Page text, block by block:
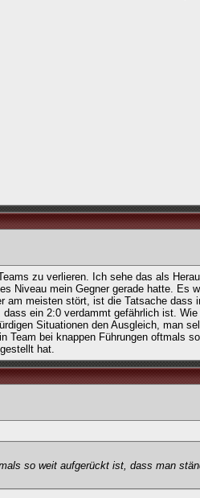
zu verlieren. Ich sehe das als
Niveau mein Gegner gerade hatte. Es
am meisten stört, ist die Tatsache dass
ein 2:0 verdammt gefährlich ist.
Situationen den Ausgleich, man
Team bei knappen Führungen oftmals
hat.
so weit aufgerückt ist, dass man